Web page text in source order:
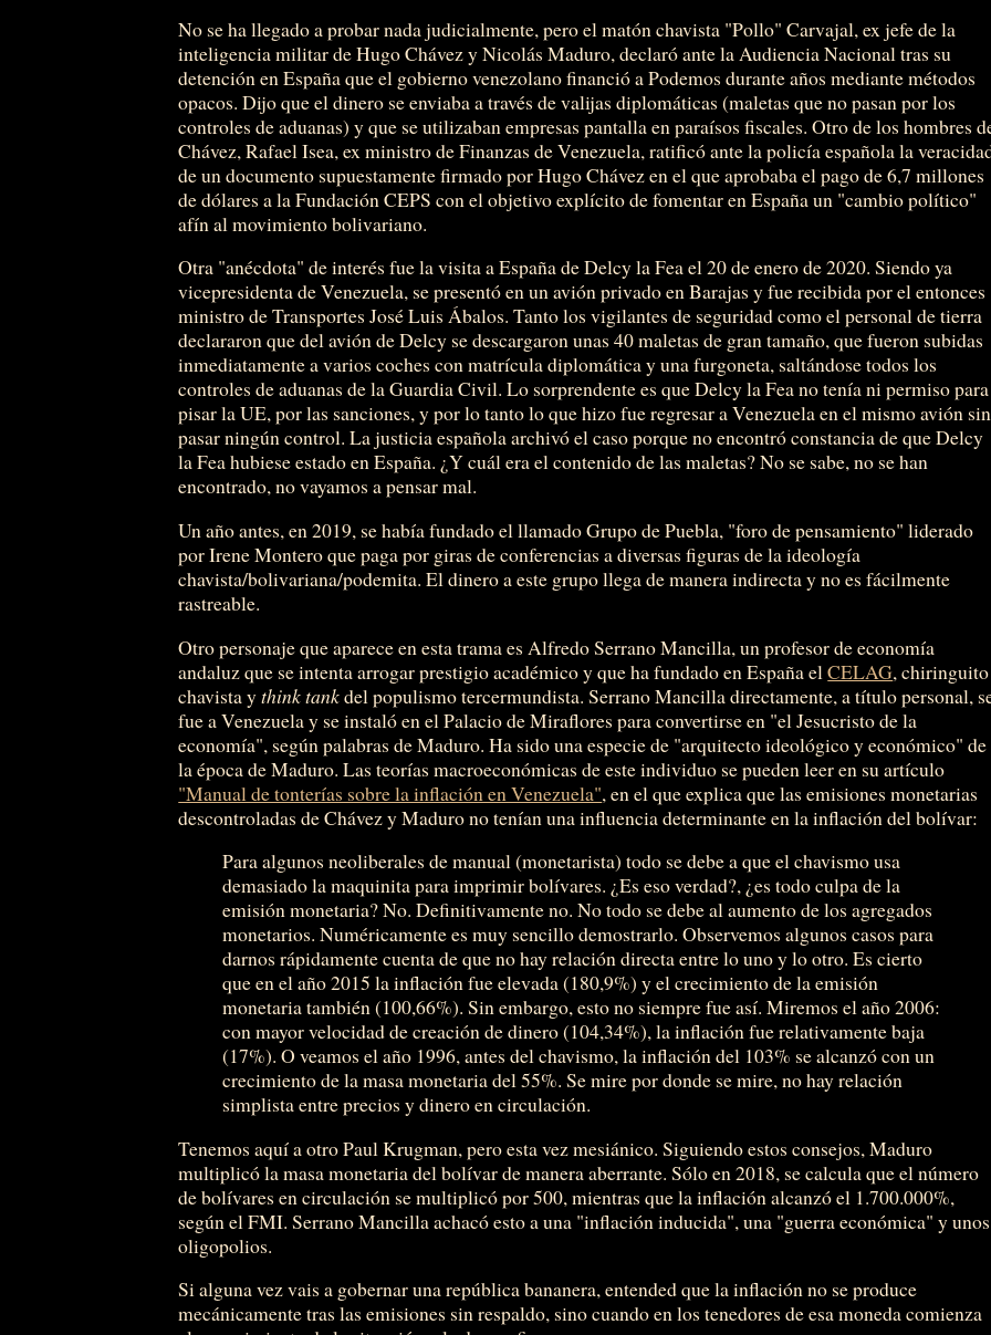
No se ha llegado a probar nada judicialmente, pero el matón chavista "Pollo" Carvajal, ex jefe de la
inteligencia militar de Hugo Chávez y Nicolás Maduro, declaró ante la Audiencia Nacional tras su
detención en España que el gobierno venezolano financió a Podemos durante años mediante métodos
opacos. Dijo que el dinero se enviaba a través de valijas diplomáticas (maletas que no pasan por los
controles de aduanas) y que se utilizaban empresas pantalla en paraísos fiscales. Otro de los hombres
Chávez, Rafael Isea, ex ministro de Finanzas de Venezuela, ratificó ante la policía española la
de un documento supuestamente firmado por Hugo Chávez en el que aprobaba el pago de 6,7 millones
de dólares a la Fundación CEPS con el objetivo explícito de fomentar en España un "cambio político"
afín al movimiento bolivariano.
Otra "anécdota" de interés fue la visita a España de Delcy la Fea el 20 de enero de 2020. Siendo ya
vicepresidenta de Venezuela, se presentó en un avión privado en Barajas y fue recibida por el entonces
ministro de Transportes José Luis Ábalos. Tanto los vigilantes de seguridad como el personal de tierra
declararon que del avión de Delcy se descargaron unas 40 maletas de gran tamaño, que fueron subidas
inmediatamente a varios coches con matrícula diplomática y una furgoneta, saltándose todos los
controles de aduanas de la Guardia Civil. Lo sorprendente es que Delcy la Fea no tenía ni permiso para
pisar la UE, por las sanciones, y por lo tanto lo que hizo fue regresar a Venezuela en el mismo avión sin
pasar ningún control. La justicia española archivó el caso porque no encontró constancia de que Delcy
la Fea hubiese estado en España. ¿Y cuál era el contenido de las maletas? No se sabe, no se han
encontrado, no vayamos a pensar mal.
Un año antes, en 2019, se había fundado el llamado Grupo de Puebla, "foro de pensamiento" liderado
por Irene Montero que paga por giras de conferencias a diversas figuras de la ideología
chavista/bolivariana/podemita. El dinero a este grupo llega de manera indirecta y no es fácilmente
rastreable.
Otro personaje que aparece en esta trama es Alfredo Serrano Mancilla, un profesor de economía
andaluz que se intenta arrogar prestigio académico y que ha fundado en España elCELAG, chiringuito
chavista ythink tankdel populismo tercermundista. Serrano Mancilla directamente, a título personal,
fue a Venezuela y se instaló en el Palacio de Miraflores para convertirse en "el Jesucristo de la
economía", según palabras de Maduro. Ha sido una especie de "arquitecto ideológico y económico" de
la época de Maduro. Las teorías macroeconómicas de este individuo se pueden leer en su artículo
"Manual de tonterías sobre la inflación en Venezuela", en el que explica que las emisiones monetarias
descontroladas de Chávez y Maduro no tenían una influencia determinante en la inflación del bolívar:
Para algunos neoliberales de manual (monetarista) todo se debe a que el chavismo usa
demasiado la maquinita para imprimir bolívares. ¿Es eso verdad?, ¿es todo culpa de la
emisión monetaria? No. Definitivamente no. No todo se debe al aumento de los agregados
monetarios. Numéricamente es muy sencillo demostrarlo. Observemos algunos casos para
darnos rápidamente cuenta de que no hay relación directa entre lo uno y lo otro. Es cierto
que en el año 2015 la inflación fue elevada (180,9%) y el crecimiento de la emisión
monetaria también (100,66%). Sin embargo, esto no siempre fue así. Miremos el año 2006:
con mayor velocidad de creación de dinero (104,34%), la inflación fue relativamente baja
(17%). O veamos el año 1996, antes del chavismo, la inflación del 103% se alcanzó con un
crecimiento de la masa monetaria del 55%. Se mire por donde se mire, no hay relación
simplista entre precios y dinero en circulación.
Tenemos aquí a otro Paul Krugman, pero esta vez mesiánico. Siguiendo estos consejos, Maduro
multiplicó la masa monetaria del bolívar de manera aberrante. Sólo en 2018, se calcula que el número
de bolívares en circulación se multiplicó por 500, mientras que la inflación alcanzó el 1.700.000%,
según el FMI. Serrano Mancilla achacó esto a una "inflación inducida", una "guerra económica" y unos
oligopolios.
Si alguna vez vais a gobernar una república bananera, entended que la inflación no se produce
mecánicamente tras las emisiones sin respaldo, sino cuando en los tenedores de esa moneda comienza